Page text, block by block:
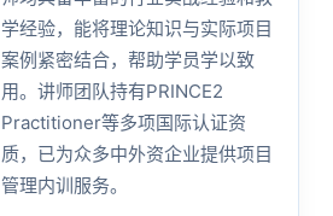
学经验，能将理论知识与实际项目
案例紧密结合，帮助学员学以致
用。讲师团队持有PRINCE2
Practitioner等多项国际认证资
质，已为众多中外资企业提供项目
管理内训服务。